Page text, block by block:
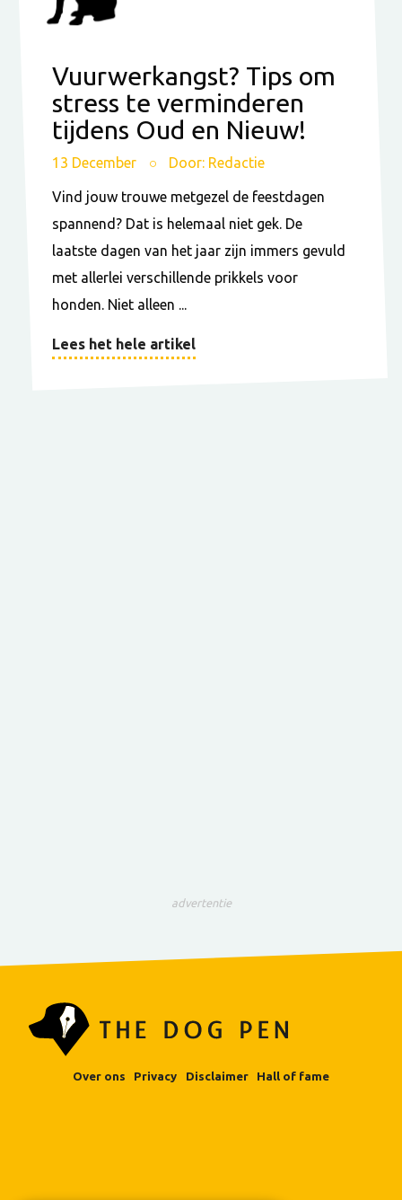
Vuurwerkangst? Tips om
stress te verminderen
tijdens Oud en Nieuw!
13 December Door: Redactie
Vind jouw trouwe metgezel de feestdagen
spannend? Dat is helemaal niet gek. De
laatste dagen van het jaar zijn immers gevuld
met allerlei verschillende prikkels voor
honden. Niet alleen ...
Lees het hele artikel
advertentie
Over ons Privacy Disclaimer Hall of fame